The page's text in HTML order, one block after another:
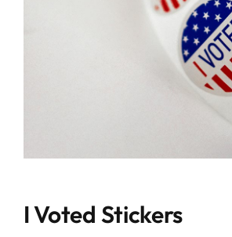
I Voted Stickers